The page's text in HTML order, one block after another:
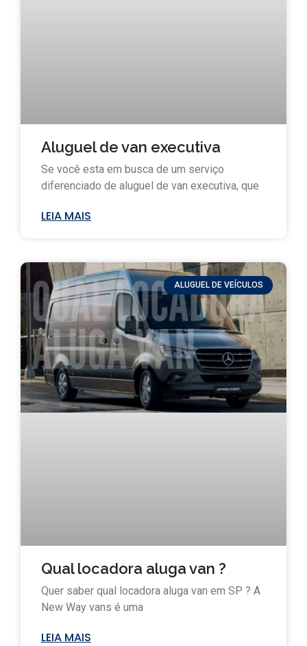
Aluguel de van executiva
Se você esta em busca de um serviço
diferenciado de aluguel de van executiva, que
LEIA MAIS
ALUGUEL DE VEÍCULOS
Qual locadora aluga van ?
Quer saber qual locadora aluga van em SP ? A
New Way vans é uma
LEIA MAIS